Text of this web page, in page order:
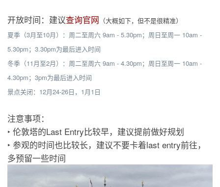
开放时间：建议查询官网 （大概如下，但不是很精准）
夏季（3月至10月）：周二至周六 9am - 5.30pm；周日至周一 10am -
5.30pm；3.30pm为最后进入时间
冬季（11月至2月）：周二至周六 9am - 4.30pm；周日至周一 10am -
4.30pm；3pm为最后进入时间
景点关闭：12月24-26日，1月1日
注意事项：
‣ 伦敦塔的Last Entry比较早，建议提前做好规划
‣ 参观的时间也比较长，建议不要卡着last entry前往，
多预留一些时间